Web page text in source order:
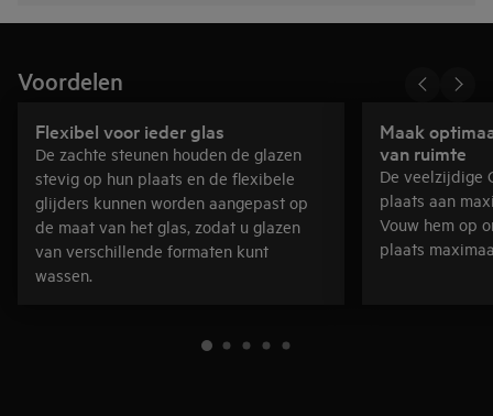
Voordelen
Flexibel voor ieder glas
De zachte steunen houden de glazen
stevig op hun plaats en de flexibele
glijders kunnen worden aangepast op
de maat van het glas, zodat u glazen
van verschillende formaten kunt
wassen.
Maak
van ruimte
De veelzijdige
plaats aan
Vouw hem op
plaats